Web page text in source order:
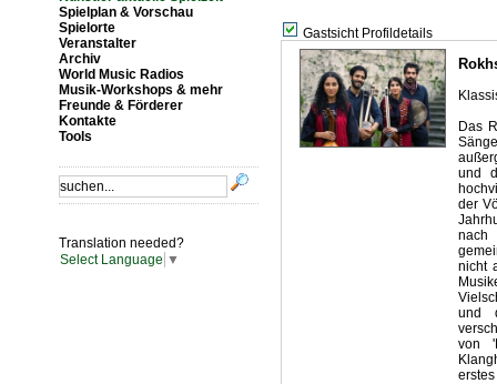
Spielplan & Vorschau
Spielorte
Veranstalter
Archiv
World Music Radios
Musik-Workshops & mehr
Freunde & Förderer
Kontakte
Tools
Translation needed?
Select Language ▼
Gastsicht Profildetails
Das
und
der
nach
nicht
und
von